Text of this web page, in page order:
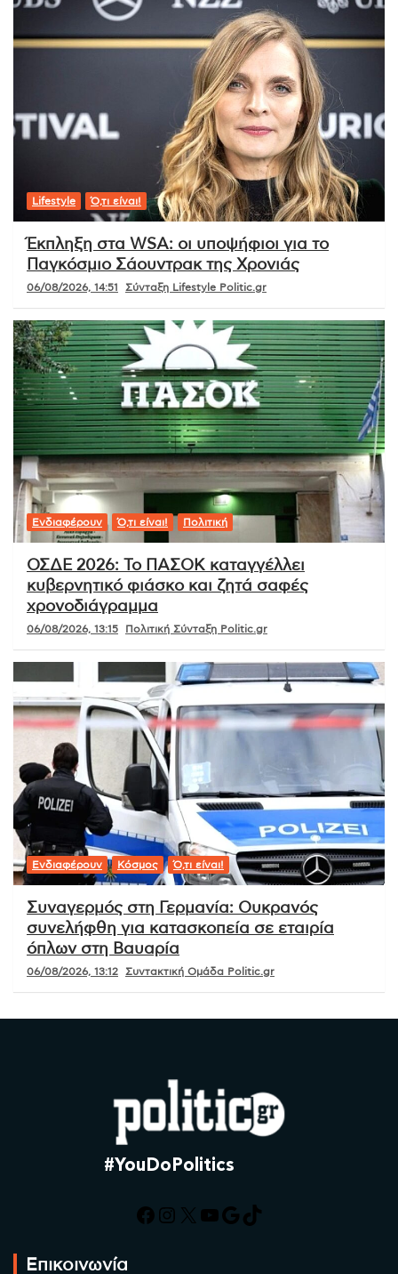
Lifestyle Ό,τι είναι!
Έκπληξη στα WSA: οι υποψήφιοι για το
Παγκόσμιο Σάουντρακ της Χρονιάς
06/08/2026, 14:51 Σύνταξη Lifestyle Politic.gr
Ενδιαφέρουν Ό,τι είναι! Πολιτική
ΟΣΔΕ 2026: Το ΠΑΣΟΚ καταγγέλλει
κυβερνητικό φιάσκο και ζητά σαφές
χρονοδιάγραμμα
06/08/2026, 13:15 Πολιτική Σύνταξη Politic.gr
Ενδιαφέρουν Κόσμος Ό,τι είναι!
Συναγερμός στη Γερμανία: Ουκρανός
συνελήφθη για κατασκοπεία σε εταιρία
όπλων στη Βαυαρία
06/08/2026, 13:12 Συντακτική Ομάδα Politic.gr
#YouDoPolitics
Facebook
Instagram
X YouTube
Google
TikTok
Επικοινωνία